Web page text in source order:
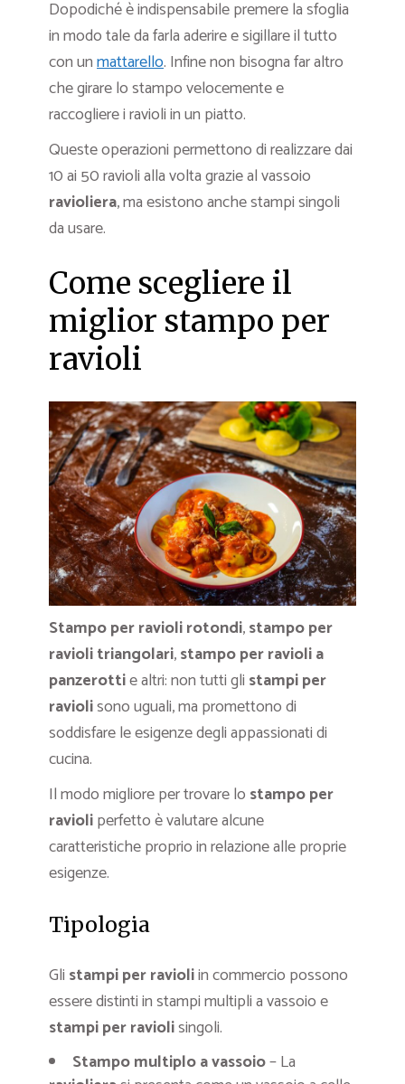
Dopodiché è indispensabile premere la sfoglia
in modo tale da farla aderire e sigillare il tutto
con unmattarello. Infine non bisogna far altro
che girare lo stampo velocemente e
raccogliere i ravioli in un piatto.
Queste operazioni permettono di realizzare dai
10 ai 50 ravioli alla volta grazie al vassoio
ravioliera, ma esistono anche stampi singoli
da usare.
Come scegliere il
miglior stampo per
ravioli
Stampo per ravioli rotondi,stampo per
ravioli triangolari,stampo per ravioli a
panzerottie altri: non tutti gli stampi per
raviolisono uguali, ma promettono di
soddisfare le esigenze degli appassionati di
cucina.
Il modo migliore per trovare lo stampo per
ravioliperfetto è valutare alcune
caratteristiche proprio in relazione alle proprie
esigenze.
Tipologia
Gli stampi per ravioliin commercio possono
essere distinti in stampi multipli a vassoio e
stampi per raviolisingoli.
Stampo multiplo a vassoio– La